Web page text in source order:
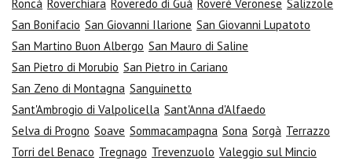
Roncà Roverchiara Roveredo di Guà Roverè Veronese Salizzole
San Bonifacio San Giovanni Ilarione San Giovanni Lupatoto
San Martino Buon Albergo San Mauro di Saline
San Pietro di Morubio San Pietro in Cariano
San Zeno di Montagna Sanguinetto
Sant'Ambrogio di Valpolicella Sant'Anna d'Alfaedo
Selva di Progno Soave Sommacampagna Sona Sorgà Terrazzo
Torri del Benaco Tregnago Trevenzuolo Valeggio sul Mincio